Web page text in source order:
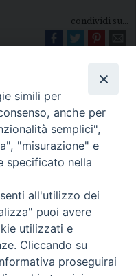
condividi su...
Venosa
(PZ) •
ufficiale della Diocesi:
simili per
anche per
semplici",
"misurazione" e
specificato nella
all'utilizzo dei
puoi avere
utilizzati e
Cliccando su
proseguirai